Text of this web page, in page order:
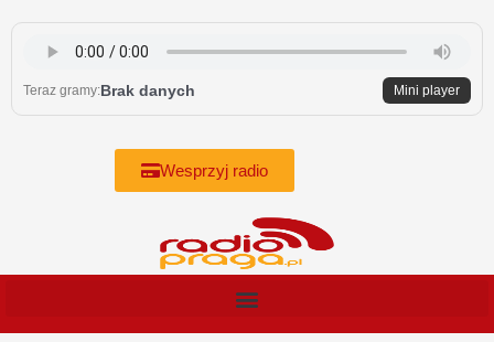
content
Teraz gramy:Brak danych Mini player
Wesprzyj radio